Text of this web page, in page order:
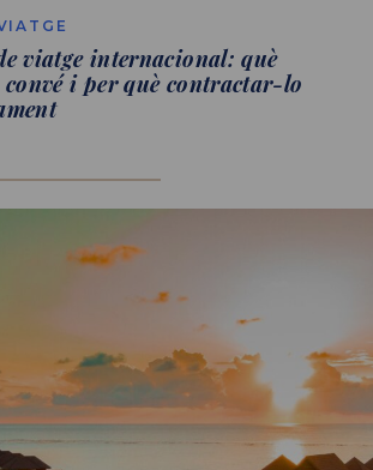
viatge internacional: què
i per què contractar-lo